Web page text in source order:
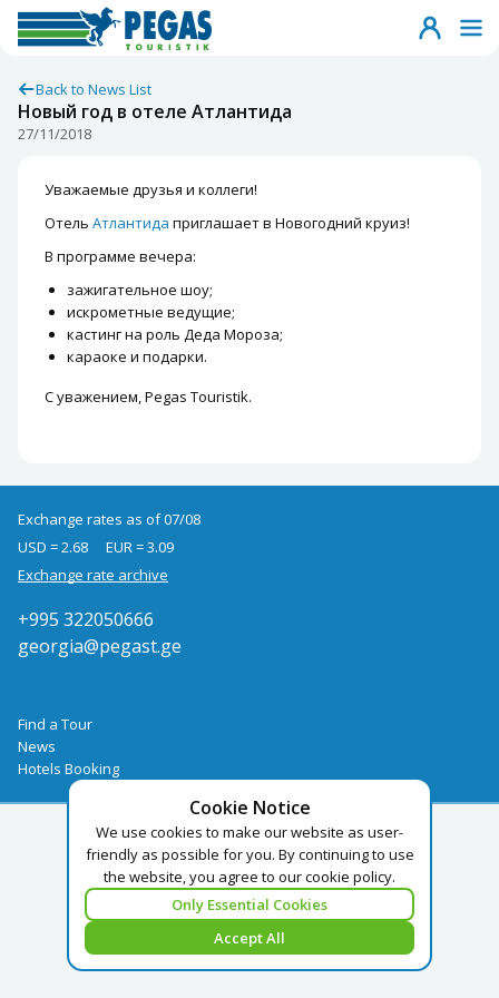
Back to News List
Новый год в отеле Атлантида
27/11/2018
Уважаемые друзья и коллеги!
Отель Атлантида приглашает в Новогодний круиз!
В программе вечера:
зажигательное шоу;
искрометные ведущие;
кастинг на роль Деда Мороза;
караоке и подарки.
С уважением, Pegas Touristik.
Cookie Notice
We use cookies to make our website as user-
friendly as possible for you. By continuing to use
the website, you agree to our cookie policy.
Only Essential Cookies
Accept All
Exchange rates as of 07/08
USD = 2.68
EUR = 3.09
Exchange rate archive
+995 322050666
georgia@pegast.ge
Find a Tour
News
Hotels Booking